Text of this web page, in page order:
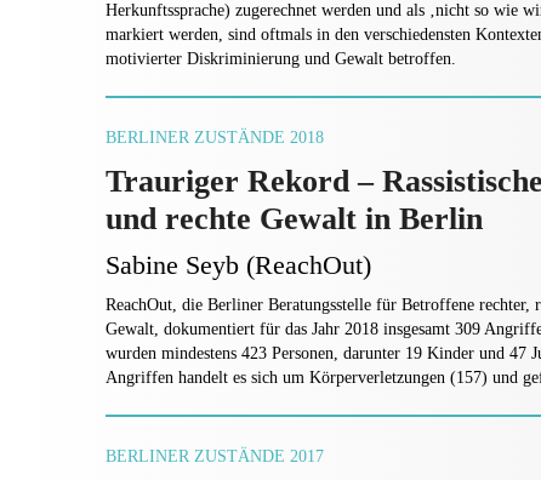
Herkunftssprache) zugerechnet werden und als ‚nicht so wie
markiert werden, sind oftmals in den verschiedensten
motivierter Diskriminierung und Gewalt betroffen.
BERLINER ZUSTÄNDE 2018
Trauriger Rekord –
und rechte Gewalt in Berlin
Sabine Seyb (ReachOut)
ReachOut, die Berliner Beratungsstelle für Betroffene rechter,
Gewalt, dokumentiert für das Jahr 2018 insgesamt 309
wurden mindestens 423 Personen, darunter 19 Kinder und 47
Angriffen handelt es sich um Körperverletzungen (157) und
BERLINER ZUSTÄNDE 2017